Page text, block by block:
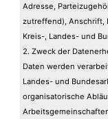
Adresse,
zutreffend), Anschrift,
Kreis-, Landes- und
2. Zweck der
Daten werden
Landes- und
organisatorische